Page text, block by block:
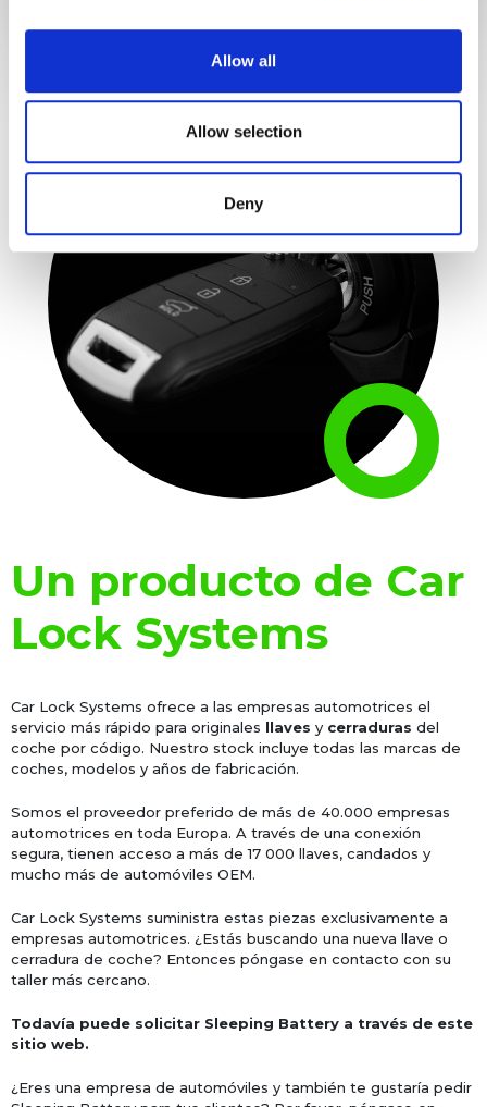
our social media, advertising and analytics partners who
may combine it with other information that you’ve
provided to them or that they’ve collected from your use
Allow all
Allow selection
Deny
Un producto de Car
Lock Systems
Car Lock Systems ofrece a las empresas automotrices el
servicio más rápido para originales llaves y cerraduras del
coche por código. Nuestro stock incluye todas las marcas de
coches, modelos y años de fabricación.
Somos el proveedor preferido de más de 40.000 empresas
automotrices en toda Europa. A través de una conexión
segura, tienen acceso a más de 17 000 llaves, candados y
mucho más de automóviles OEM.
Car Lock Systems suministra estas piezas exclusivamente a
empresas automotrices. ¿Estás buscando una nueva llave o
cerradura de coche? Entonces póngase en contacto con su
taller más cercano.
Todavía puede solicitar Sleeping Battery a través de este
sitio web.
¿Eres una empresa de automóviles y también te gustaría pedir